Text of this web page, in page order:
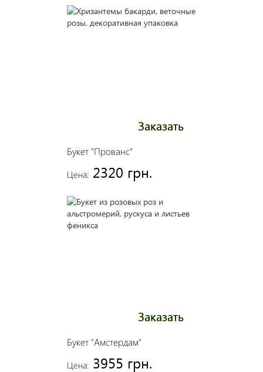
Букет "Прованс"
Цена: 2320 грн.
Заказать
Букет "Амстердам"
Цена: 3955 грн.
Заказать